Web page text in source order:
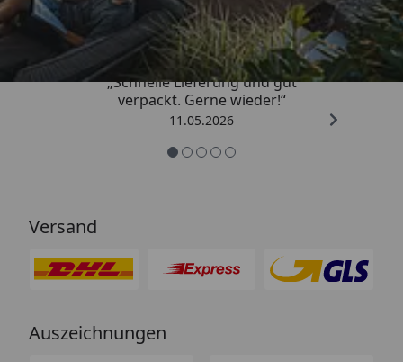
4,93/ 5
„Schnelle Lieferung und gut
verpackt. Gerne wieder!“
11.05.2026
Versand
Auszeichnungen